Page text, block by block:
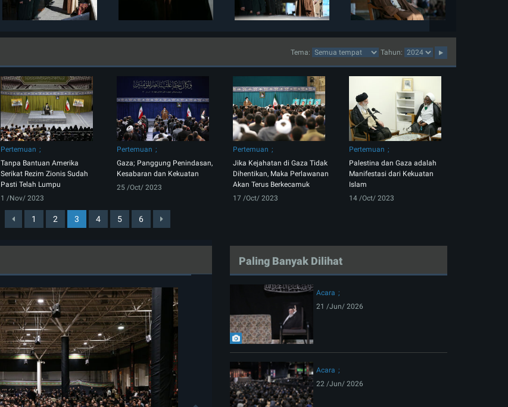
Tema: Tahun:
Pertemuan
Tanpa Bantuan Amerika
Serikat Rezim Zionis Sudah
Pasti Telah Lumpu
1 /Nov/ 2023
Pertemuan
Gaza; Panggung Penindasan,
Kesabaran dan Kekuatan
25 /Oct/ 2023
Pertemuan
Jika Kejahatan di Gaza Tidak
Dihentikan, Maka Perlawanan
Akan Terus Berkecamuk
17 /Oct/ 2023
Pertemuan
Palestina dan Gaza adalah
Manifestasi dari Kekuatan
Islam
14 /Oct/ 2023
1 2 3 4 5 6
Paling Banyak Dilihat
Acara
21 /Jun/ 2026
Acara
22 /Jun/ 2026